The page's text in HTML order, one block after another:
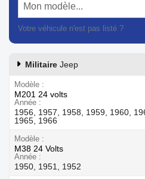
Mon modèle...
Votre véhicule n'est pas listé ?
Militaire Jeep
Modèle
M201 24 volts
Année
1956, 1957, 1958, 1959, 1960,
1965, 1966
Modèle
M38 24 Volts
Année
1950, 1951, 1952